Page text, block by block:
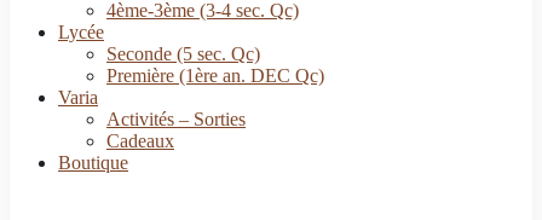
4ème-3ème (3-4 sec. Qc)
Lycée
Seconde (5 sec. Qc)
Première (1ère an. DEC Qc)
Varia
Activités – Sorties
Cadeaux
Boutique